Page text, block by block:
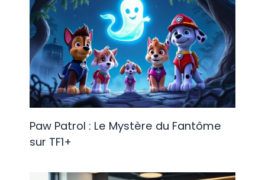
Paw Patrol : Le Mystère du Fantôme
sur TF1+